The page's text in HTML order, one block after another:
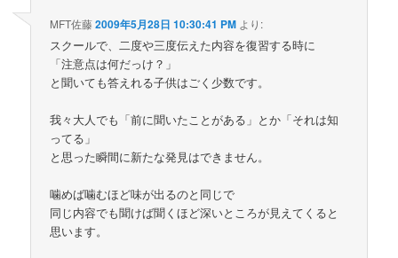
MFT佐藤2009年5月28日 10:30:41 PM より:
スクールで、二度や三度伝えた内容を復習する時に
「注意点は何だっけ？」
と聞いても答えれる子供はごく少数です。
我々大人でも「前に聞いたことがある」とか「それは知
ってる」
と思った瞬間に新たな発見はできません。
噛めば噛むほど味が出るのと同じで
同じ内容でも聞けば聞くほど深いところが見えてくると
思います。